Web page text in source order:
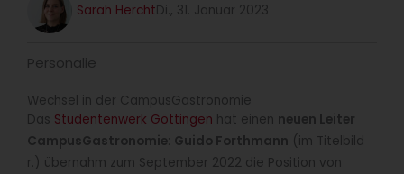
Sarah HerchtDi., 31. Januar 2023
Personalie
Wechsel in der CampusGastronomie
Das Studentenwerk Göttingen hat einen neuen Leiter
CampusGastronomie Guido Forthmann (im Titelbild
r.) übernahm zum September 2022 die Position von